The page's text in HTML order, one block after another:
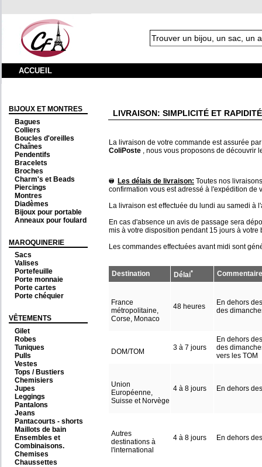
ACCUEIL
BIJOUX ET MONTRES
Bagues
Colliers
Boucles d'oreilles
Chaînes
Pendentifs
Bracelets
Broches
Charm's et Beads
Piercings
Montres
Diadèmes
Bijoux pour portable
Anneaux pour foulard
MAROQUINERIE
Sacs
Valises
Portefeuille
Porte monnaie
Porte cartes
Porte chéquier
VÊTEMENTS
Gilet
Robes
Tuniques
Pulls
Vestes
Tops / Bustiers
Chemisiers
Jupes
Leggings
Pantalons
Jeans
Pantacourts - shorts
Maillots de bain
Ensembles et
Combinaisons.
Chemises
Chaussettes
LIVRAISON: SIMPLICITÉ ET RAPIDITÉ
La livraison de votre commande est assurée
ColiPoste , nous vous proposons de découvrir
Les délais de livraison: Toutes nos
confirmation vous est adressé à l'expédition de
La livraison est effectuée du lundi au samedi à
En cas d'absence un avis de passage sera
mis à votre disposition pendant 15 jours à votre
Les commandes effectuées avant midi sont
Destination Délai*
France
métropolitaine,
Corse, Monaco
48 heures
En dehors
des
DOM/TOM 3 à 7 jours
En dehors
des
vers les TOM
Union
Européenne,
Suisse et Norvège
4 à 8 jours En dehors
Autres
destinations à
l'international
4 à 8 jours En dehors